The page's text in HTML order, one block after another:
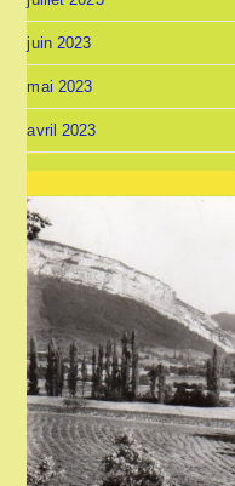
juin 2023
mai 2023
avril 2023